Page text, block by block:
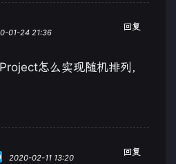
回复
01-24 21:36
怎么实现随机排列，
回复
2020-02-11 13:20